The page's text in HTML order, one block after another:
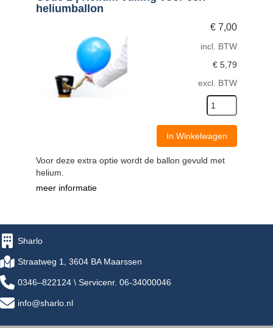
heliumballon
€ 7,00
incl. BTW
€ 5,79
excl. BTW
In Winkelwagen
Voor deze extra optie wordt de ballon gevuld met
helium.
meer informatie
Sharlo
Straatweg 1, 3604 BA Maarssen
0346–822124 \ Servicenr. 06-34000046
info@sharlo.nl